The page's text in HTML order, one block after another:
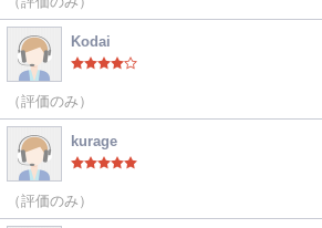
Kodai
（評価のみ）
kurage
（評価のみ）